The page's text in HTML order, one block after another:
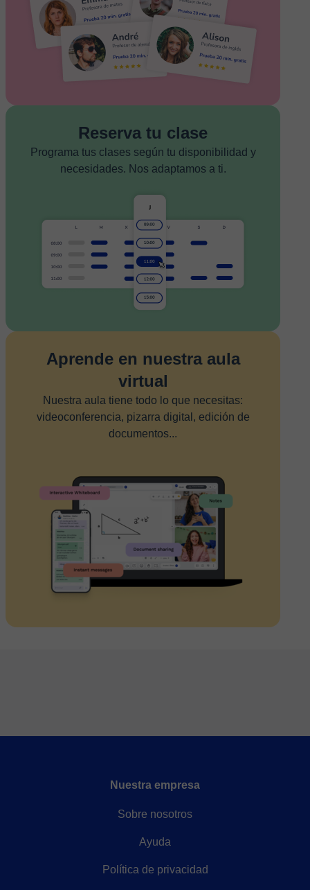
Reserva tu clase
Programa tus clases según tu disponibilidad y
necesidades. Nos adaptamos a ti.
Aprende en nuestra aula
virtual
Nuestra aula tiene todo lo que necesitas:
videoconferencia, pizarra digital, edición de
documentos...
Nuestra empresa
Sobre nosotros
Ayuda
Política de privacidad